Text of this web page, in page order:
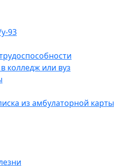
93
колледж или вуз
из амбулаторной карты